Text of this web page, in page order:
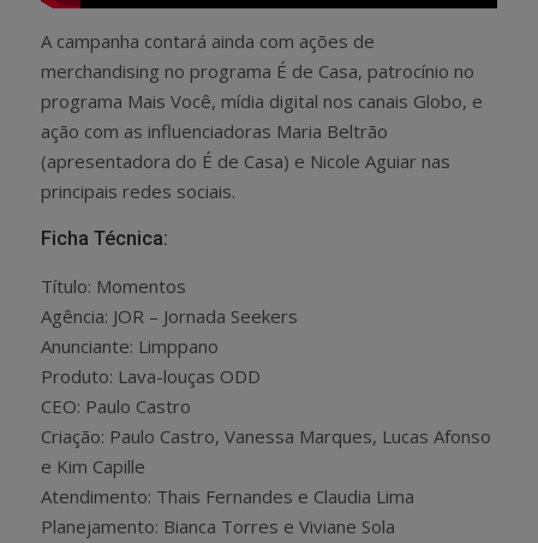
A campanha contará ainda com ações de
merchandising no programa É de Casa, patrocínio no
programa Mais Você, mídia digital nos canais Globo, e
ação com as influenciadoras Maria Beltrão
(apresentadora do É de Casa) e Nicole Aguiar nas
principais redes sociais.
Ficha Técnica:
Título: Momentos
Agência: JOR – Jornada Seekers
Anunciante: Limppano
Produto: Lava-louças ODD
CEO: Paulo Castro
Criação: Paulo Castro, Vanessa Marques, Lucas Afonso
e Kim Capille
Atendimento: Thais Fernandes e Claudia Lima
Planejamento: Bianca Torres e Viviane Sola